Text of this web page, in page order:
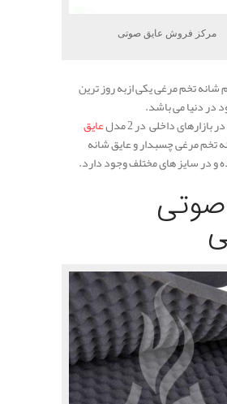
مرکز فروش عایق صوتی
تخم مرغی یکی ازبه روز ترین
در دنیا می باشد.
داخلی در 2 مدل
عایق
تخم مرغی چسبدار و عایق شانه
و در سایز های مختلف وجود دارد.